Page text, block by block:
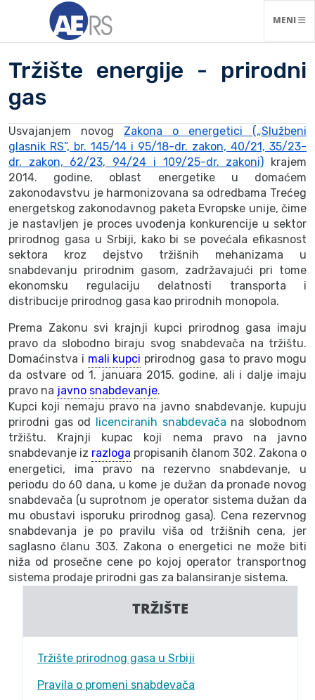
MENI
Tržište energije - prirodni
gas
Usvajanjem novog Zakona o energetici („Službeni
glasnik RS”, br. 145/14 i 95/18-dr. zakon, 40/21, 35/23-
dr. zakon, 62/23, 94/24 i 109/25-dr. zakoni) krajem
2014. godine, oblast energetike u domaćem
zakonodavstvu je harmonizovana sa odredbama Trećeg
energetskog zakonodavnog paketa Evropske unije, čime
je nastavljen je proces uvođenja konkurencije u sektor
prirodnog gasa u Srbiji, kako bi se povećala efikasnost
sektora kroz dejstvo tržišnih mehanizama u
snabdevanju prirodnim gasom, zadržavajući pri tome
ekonomsku regulaciju delatnosti transporta i
distribucije prirodnog gasa kao prirodnih monopola.
Prema Zakonu svi krajnji kupci prirodnog gasa imaju
pravo da slobodno biraju svog snabdevača na tržištu.
Domaćinstva i mali kupci prirodnog gasa to pravo mogu
da ostvare od 1. januara 2015. godine, ali i dalje imaju
pravo na javno snabdevanje.
Kupci koji nemaju pravo na javno snabdevanje, kupuju
prirodni gas od licenciranih snabdevača na slobodnom
tržištu. Krajnji kupac koji nema pravo na javno
snabdevanje iz razloga propisanih članom 302. Zakona o
energetici, ima pravo na rezervno snabdevanje, u
periodu do 60 dana, u kome je dužan da pronađe novog
snabdevača (u suprotnom je operator sistema dužan da
mu obustavi isporuku prirodnog gasa). Cena rezervnog
snabdevanja je po pravilu viša od tržišnih cena, jer
saglasno članu 303. Zakona o energetici ne može biti
niža od prosečne cene po kojoj operator transportnog
sistema prodaje prirodni gas za balansiranje sistema.
TRŽIŠTE
Tržište prirodnog gasa u Srbiji
Pravila o promeni snabdevača